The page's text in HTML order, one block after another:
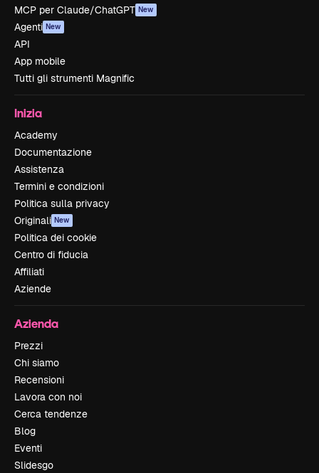
MCP per Claude/ChatGPT New
Agenti New
API
App mobile
Tutti gli strumenti Magnific
Inizia
Academy
Documentazione
Assistenza
Termini e condizioni
Politica sulla privacy
Originali New
Politica dei cookie
Centro di fiducia
Affiliati
Aziende
Azienda
Prezzi
Chi siamo
Recensioni
Lavora con noi
Cerca tendenze
Blog
Eventi
Slidesgo